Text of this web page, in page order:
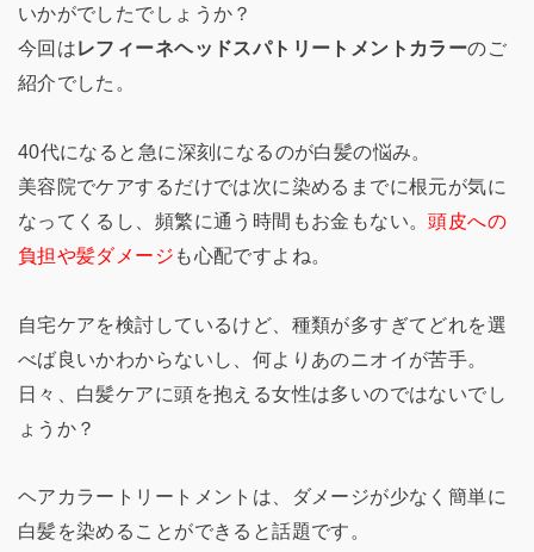
いかがでしたでしょうか？
今回はレフィーネヘッドスパトリートメントカラーのご
紹介でした。
40代になると急に深刻になるのが白髪の悩み。
美容院でケアするだけでは次に染めるまでに根元が気に
なってくるし、頻繁に通う時間もお金もない。頭皮への
負担や髪ダメージ も心配ですよね。
自宅ケアを検討しているけど、種類が多すぎてどれを選
べば良いかわからないし、何よりあのニオイが苦手。
日々、白髪ケアに頭を抱える女性は多いのではないでし
ょうか？
ヘアカラートリートメントは、ダメージが少なく簡単に
白髪を染めることができると話題です。